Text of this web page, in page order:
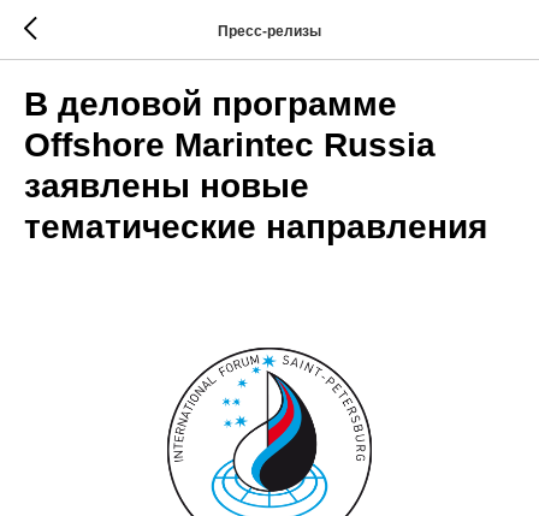
Пресс-релизы
В деловой программе
Offshore Marintec Russia
заявлены новые
тематические направления